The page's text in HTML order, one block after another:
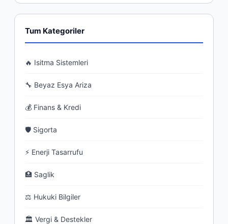
Tum Kategoriler
🔥 Isitma Sistemleri
🔧 Beyaz Esya Ariza
💰 Finans & Kredi
🛡 Sigorta
⚡ Enerji Tasarrufu
🏥 Saglik
⚖ Hukuki Bilgiler
🏛 Vergi & Destekler